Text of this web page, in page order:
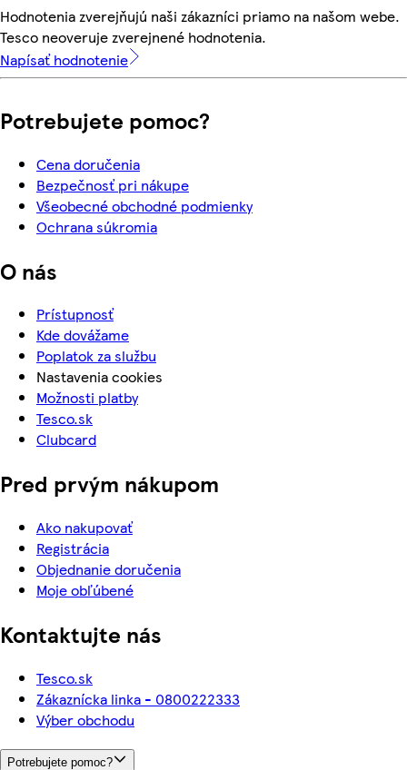
Hodnotenia zverejňujú naši zákazníci priamo na našom webe.
Tesco neoveruje zverejnené hodnotenia.
Napísať hodnotenie
Potrebujete pomoc?
Cena doručenia
Bezpečnosť pri nákupe
Všeobecné obchodné podmienky
Ochrana súkromia
O nás
Prístupnosť
Kde dovážame
Poplatok za službu
Nastavenia cookies
Možnosti platby
Tesco.sk
Clubcard
Pred prvým nákupom
Ako nakupovať
Registrácia
Objednanie doručenia
Moje obľúbené
Kontaktujte nás
Tesco.sk
Zákaznícka linka - 0800222333
Výber obchodu
Potrebujete pomoc?